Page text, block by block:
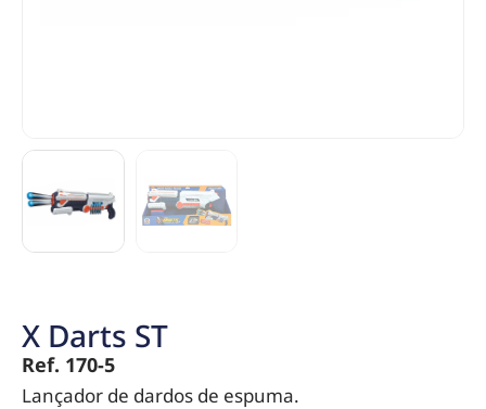
X Darts ST
Ref. 170-5
Lançador de dardos de espuma.